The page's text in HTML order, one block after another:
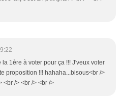
la 1ère à voter pour ça !!! J'veux voter
proposition !!! hahaha...bisous<br />
<br /> <br /> <br />